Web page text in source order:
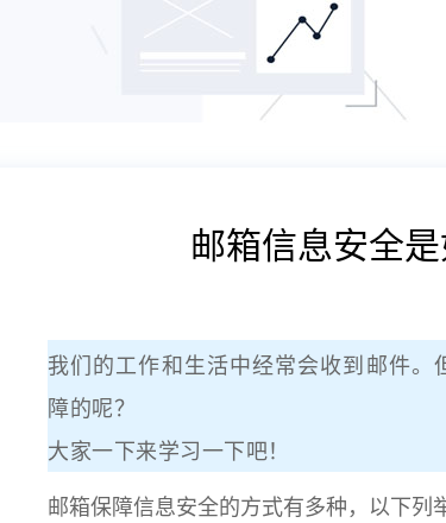
邮箱信息安全
我们的工作和生活中经常会收到邮件
障的呢？
大家一下来学习一下吧！
邮箱保障信息安全的方式有多种，以下列